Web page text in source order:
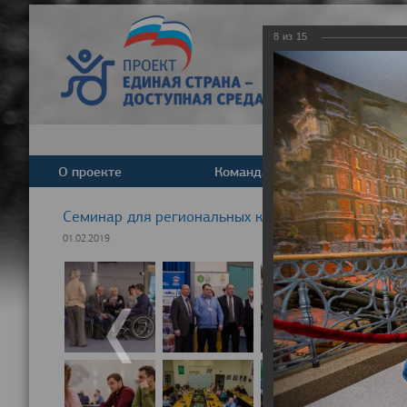
О проекте Команда
Cеминар для региональных координаторов
01.02.2019
8 из 15